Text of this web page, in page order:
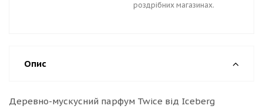
роздрібних магазинах.
Опис
Деревно-мускусний парфум Twice від Iceberg